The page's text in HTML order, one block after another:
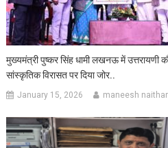
मुख्यमंत्री पुष्कर सिंह धामी लखनऊ में उत्तरायणी
सांस्कृतिक विरासत पर दिया जोर..
January 15, 2026 maneesh